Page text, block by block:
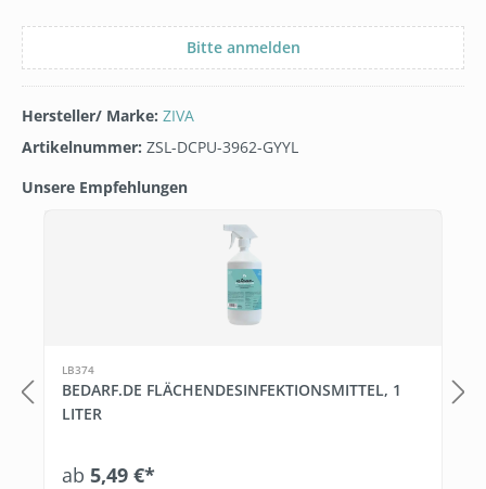
Bitte anmelden
Hersteller/ Marke: ZIVA
Artikelnummer: ZSL-DCPU-3962-GYYL
Unsere Empfehlungen
Produktgalerie überspringen
LB374
BEDARF.DE FLÄCHENDESINFEKTIONSMITTEL, 1
LITER
ab 5,49 €*